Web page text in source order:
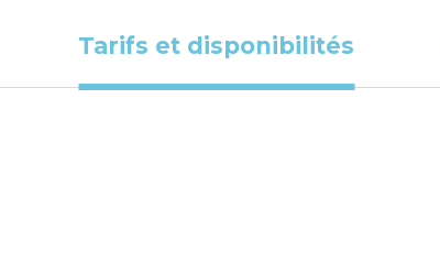
Tarifs et disponibilités